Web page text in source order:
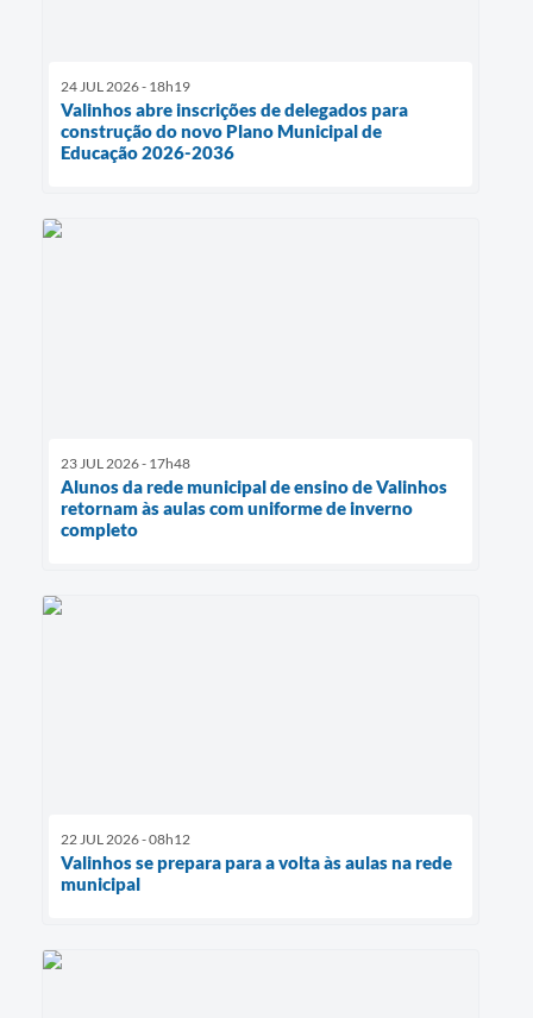
24 JUL 2026 - 18h19
Valinhos abre inscrições de delegados para
construção do novo Plano Municipal de
Educação 2026-2036
23 JUL 2026 - 17h48
Alunos da rede municipal de ensino de Valinhos
retornam às aulas com uniforme de inverno
completo
22 JUL 2026 - 08h12
Valinhos se prepara para a volta às aulas na rede
municipal